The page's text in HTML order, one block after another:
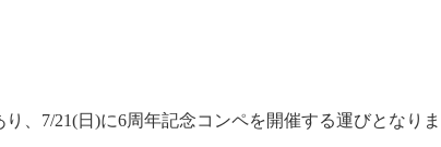
、7/21(日)に6周年記念コンペを開催する運びとなりま